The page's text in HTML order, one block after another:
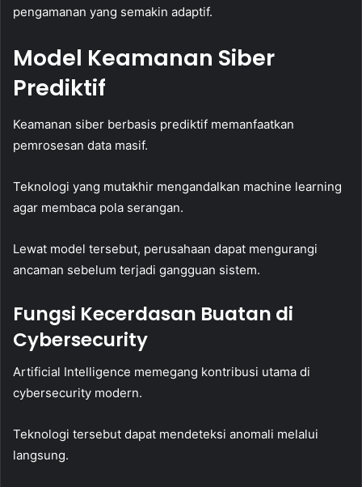
pengamanan yang semakin adaptif.
Model Keamanan Siber
Prediktif
Keamanan siber berbasis prediktif memanfaatkan
pemrosesan data masif.
Teknologi yang mutakhir mengandalkan machine learning
agar membaca pola serangan.
Lewat model tersebut, perusahaan dapat mengurangi
ancaman sebelum terjadi gangguan sistem.
Fungsi Kecerdasan Buatan di
Cybersecurity
Artificial Intelligence memegang kontribusi utama di
cybersecurity modern.
Teknologi tersebut dapat mendeteksi anomali melalui
langsung.